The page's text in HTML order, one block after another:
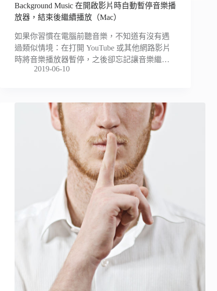
Background Music 在開啟影片時自動暫停音樂播
放器，結束後繼續播放（Mac）
如果你習慣在電腦前聽音樂，不知道有沒有遇
過類似情境：在打開 YouTube 或其他網路影片
時將音樂播放器暫停，之後卻忘記讓音樂繼…
2019-06-10